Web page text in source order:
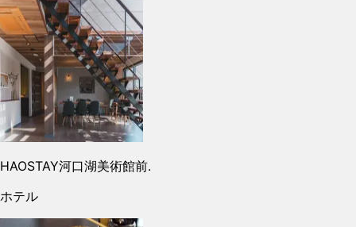
HAOSTAY河口湖美術館前.
ホテル